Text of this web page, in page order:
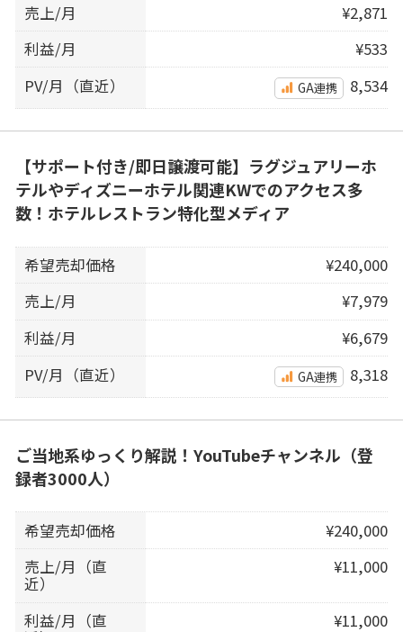
売上/月
¥2,871
利益/月
¥533
PV/月（直近）
GA連携 8,534
【サポート付き/即日譲渡可能】ラグジュアリーホ
テルやディズニーホテル関連KWでのアクセス多
数！ホテルレストラン特化型メディア
希望売却価格
¥240,000
売上/月
¥7,979
利益/月
¥6,679
PV/月（直近）
GA連携 8,318
ご当地系ゆっくり解説！YouTubeチャンネル（登
録者3000人）
希望売却価格
¥240,000
売上/月（直
近）
¥11,000
利益/月（直 ¥11,000